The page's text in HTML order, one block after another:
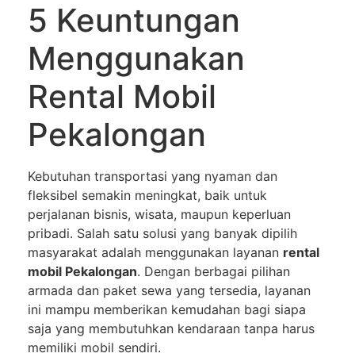
5 Keuntungan
Menggunakan
Rental Mobil
Pekalongan
Kebutuhan transportasi yang nyaman dan
fleksibel semakin meningkat, baik untuk
perjalanan bisnis, wisata, maupun keperluan
pribadi. Salah satu solusi yang banyak dipilih
masyarakat adalah menggunakan layanan rental
mobil Pekalongan. Dengan berbagai pilihan
armada dan paket sewa yang tersedia, layanan
ini mampu memberikan kemudahan bagi siapa
saja yang membutuhkan kendaraan tanpa harus
memiliki mobil sendiri.